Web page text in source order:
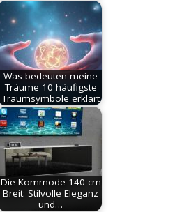
Was bedeuten meine
Träume 10 häufigste
Traumsymbole erklärt
Die Kommode 140 cm
Breit: Stilvolle Eleganz
und…